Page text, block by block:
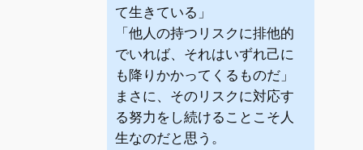
て生きている」
「他人の持つリスクに排他的
でいれば、それはいずれ己に
も降りかかってくるものだ」
まさに、そのリスクに対応す
る努力をし続けることこそ人
生なのだと思う。